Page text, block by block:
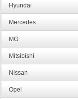
Hyundai
Mercedes
MG
Mitsibishi
Nissan
Opel